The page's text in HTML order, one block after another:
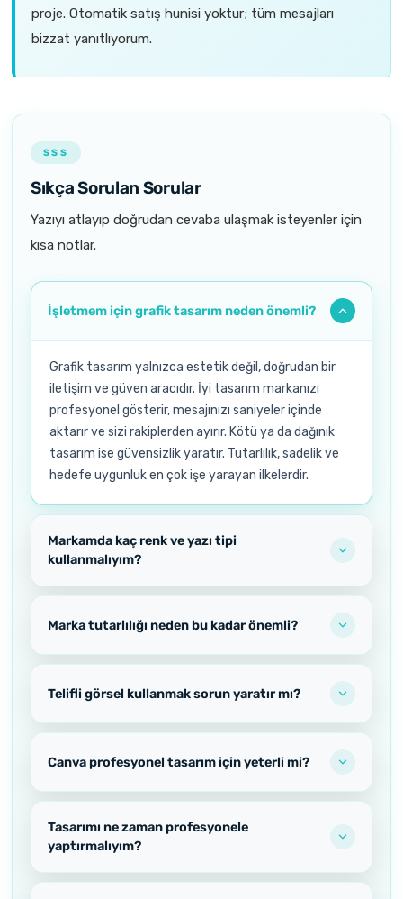
proje. Otomatik satış hunisi yoktur; tüm mesajları
bizzat yanıtlıyorum.
SSS
Sıkça Sorulan Sorular
Yazıyı atlayıp doğrudan cevaba ulaşmak isteyenler için
kısa notlar.
İşletmem için grafik tasarım neden önemli?
Grafik tasarım yalnızca estetik değil, doğrudan bir
iletişim ve güven aracıdır. İyi tasarım markanızı
profesyonel gösterir, mesajınızı saniyeler içinde
aktarır ve sizi rakiplerden ayırır. Kötü ya da dağınık
tasarım ise güvensizlik yaratır. Tutarlılık, sadelik ve
hedefe uygunluk en çok işe yarayan ilkelerdir.
Markamda kaç renk ve yazı tipi
kullanmalıyım?
Marka tutarlılığı neden bu kadar önemli?
Telifli görsel kullanmak sorun yaratır mı?
Canva profesyonel tasarım için yeterli mi?
Tasarımı ne zaman profesyonele
yaptırmalıyım?